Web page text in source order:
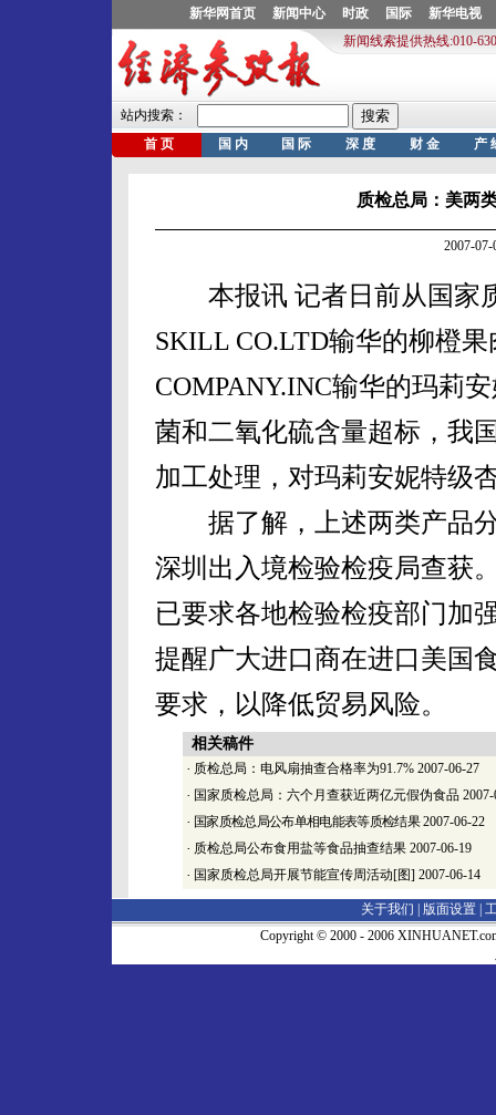
质检总局：美两
2007-
本报讯 记者日前从国家
SKILL CO.LTD输华的柳橙
COMPANY.INC输华的玛莉
菌和二氧化硫含量超标，我
加工处理，对玛莉安妮特级
据了解，上述两类产品分
深圳出入境检验检疫局查获
已要求各地检验检疫部门加
提醒广大进口商在进口美国
要求，以降低贸易风险。
相关稿件
· 质检总局：电风扇抽查合格率为91.7% 2007-06-27
· 国家质检总局：六个月查获近两亿元假伪食品
· 国家质检总局公布单相电能表等质检结果2007-06-22
· 质检总局公布食用盐等食品抽查结果 2007-06-19
· 国家质检总局开展节能宣传周活动[图] 2007-06-14
关于我们 | 版面设置
Copyright © 2000 - 2006